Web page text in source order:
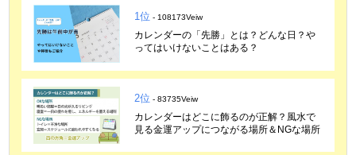
1位 - 108173Veiw
カレンダーの「先勝」とは？どんな日？や
ってはいけないことはある？
2位 - 83735Veiw
カレンダーはどこに飾るのが正解？風水で
見る金運アップにつながる場所＆NGな場所